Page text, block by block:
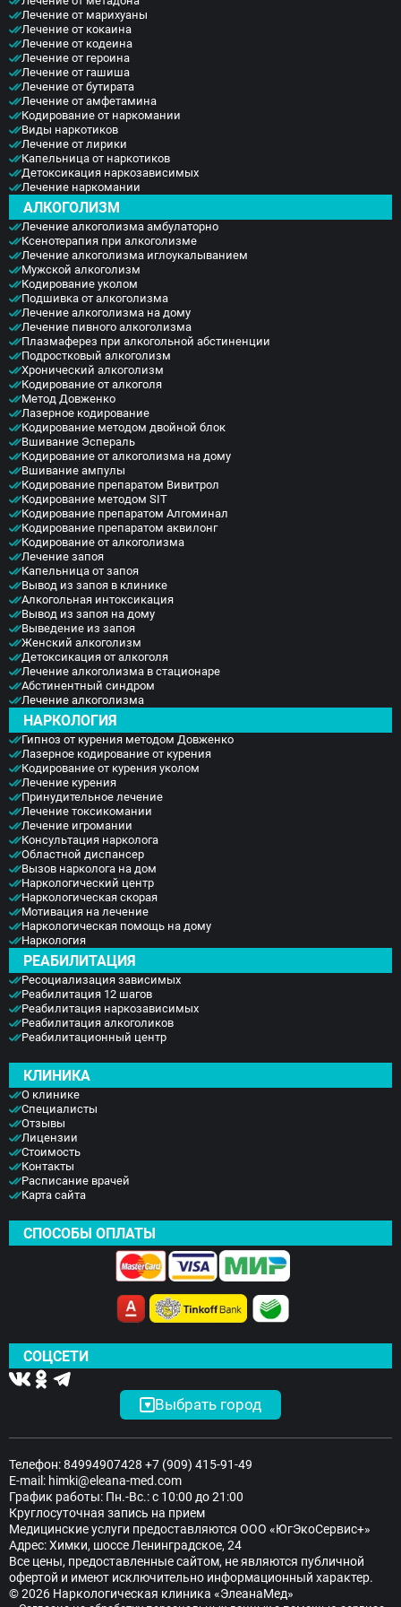
Лечение от марихуаны
Лечение от кокаина
Лечение от кодеина
Лечение от героина
Лечение от гашиша
Лечение от бутирата
Лечение от амфетамина
Кодирование от наркомании
Виды наркотиков
Лечение от лирики
Капельница от наркотиков
Детоксикация наркозависимых
Лечение наркомании
АЛКОГОЛИЗМ
Лечение алкоголизма амбулаторно
Ксенотерапия при алкоголизме
Лечение алкоголизма иглоукалыванием
Мужской алкоголизм
Кодирование уколом
Подшивка от алкоголизма
Лечение алкоголизма на дому
Лечение пивного алкоголизма
Плазмаферез при алкогольной абстиненции
Подростковый алкоголизм
Хронический алкоголизм
Кодирование от алкоголя
Метод Довженко
Лазерное кодирование
Кодирование методом двойной блок
Вшивание Эспераль
Кодирование от алкоголизма на дому
Вшивание ампулы
Кодирование препаратом Вивитрол
Кодирование методом SIT
Кодирование препаратом Алгоминал
Кодирование препаратом аквилонг
Кодирование от алкоголизма
Лечение запоя
Капельница от запоя
Вывод из запоя в клинике
Алкогольная интоксикация
Вывод из запоя на дому
Выведение из запоя
Женский алкоголизм
Детоксикация от алкоголя
Лечение алкоголизма в стационаре
Абстинентный синдром
Лечение алкоголизма
НАРКОЛОГИЯ
Гипноз от курения методом Довженко
Лазерное кодирование от курения
Кодирование от курения уколом
Лечение курения
Принудительное лечение
Лечение токсикомании
Лечение игромании
Консультация нарколога
Областной диспансер
Вызов нарколога на дом
Наркологический центр
Наркологическая скорая
Мотивация на лечение
Наркологическая помощь на дому
Наркология
РЕАБИЛИТАЦИЯ
Ресоциализация зависимых
Реабилитация 12 шагов
Реабилитация наркозависимых
Реабилитация алкоголиков
Реабилитационный центр
КЛИНИКА
О клинике
Специалисты
Отзывы
Лицензии
Стоимость
Контакты
Расписание врачей
Карта сайта
СПОСОБЫ ОПЛАТЫ
СОЦСЕТИ
Выбрать город
Телефон:84994907428 +7 (909) 415-91-49
E-mail: himki@eleana-med.com
График работы: Пн.-Вс.: с 10:00 до 21:00
Круглосуточная запись на прием
Медицинские услуги предоставляются ООО «ЮгЭкоСервис+»
Адрес: Химки, шоссе Ленинградское, 24
Все цены, предоставленные сайтом, не являются публичной
офертой и имеют исключительно информационный характер.
© 2026 Наркологическая клиника «ЭлеанаМед»